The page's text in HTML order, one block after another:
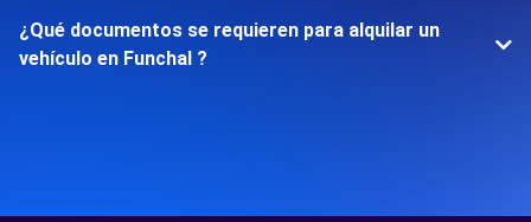
¿Qué documentos se requieren para alquilar un
vehículo en Funchal ?